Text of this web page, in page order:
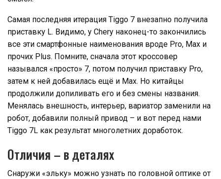
Самая последняя итерация Tiggo 7 внезапно получила
приставку L. Видимо, у Chery наконец-то закончились
все эти смартфонные наименования вроде Pro, Max и
прочих Plus. Помните, сначала этот кроссовер
назывался «просто» 7, потом получил приставку Pro,
затем к ней добавилась ещё и Max. Но китайцы
продолжили допиливать его и без смены названия.
Менялась внешность, интерьер, вариатор заменили на
робот, добавили полный привод – и вот перед нами
Tiggo 7L как результат многолетних доработок.
Отличия – в деталях
Снаружи «эльку» можно узнать по головной оптике от